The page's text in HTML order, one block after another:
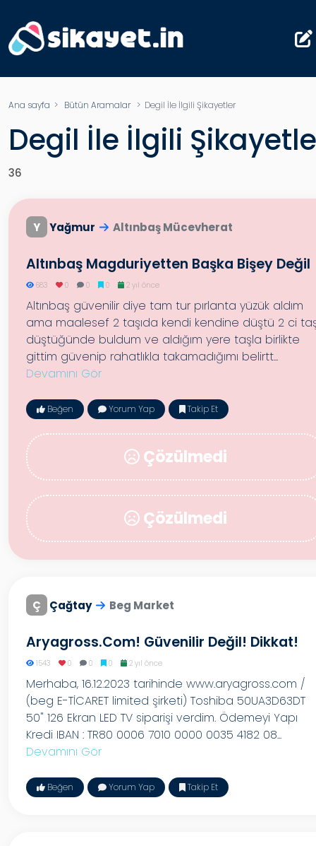
Ana sayfa > Bütün Aramalar> Degil İle İlgili Şikayetler
Degil İle İlgili
36
Y Yağmur Altınbaş Mücevherat
Altınbaş Magduriyetten Başka Bişey Değil
683 0 0 0 2 yıl önce
Altınbaş güvenilir diye tam tur pırlanta yüzük aldım
ama maalesef 2 taşıda kendi kendine düştü 2 ci
düştüğünde buldum ve aldığım yere taşla birlikte
gittim güvenip rahatlıkla takamadığımı belirtt...
Devamını Gör
Beğen Yorum Yap Takip Et
Çözülmedi
Çözülmedi
Ç Çağtay Beg Market
Aryagross.com! Güvenilir Değil! Dikkat!
1543 0 0 0 2 yıl önce
Merhaba, 16.12.2023 tarihinde www.aryagross.com /
(beg E-TİCARET limited şirketi) Toshiba 50UA3D63DT
50" 126 Ekran LED TV siparişi verdim. Ödemeyi Yapı
Kredi IBAN : TR80 0006 7010 0000 0035 4182 08...
Devamını Gör
Beğen Yorum Yap Takip Et